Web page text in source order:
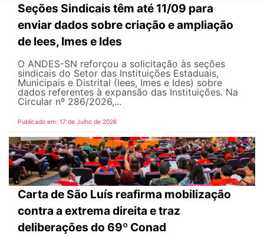
Seções Sindicais têm até 11/09 para
enviar dados sobre criação e ampliação
de Iees, Imes e Ides
O ANDES-SN reforçou a solicitação às seções
sindicais do Setor das Instituições Estaduais,
Municipais e Distrital (Iees, Imes e Ides) sobre
dados referentes à expansão das Instituições. Na
Circular nº 286/2026,...
Publicado em: 17 de Julho de 2026
Carta de São Luís reafirma mobilização
contra a extrema direita e traz
deliberações do 69º Conad